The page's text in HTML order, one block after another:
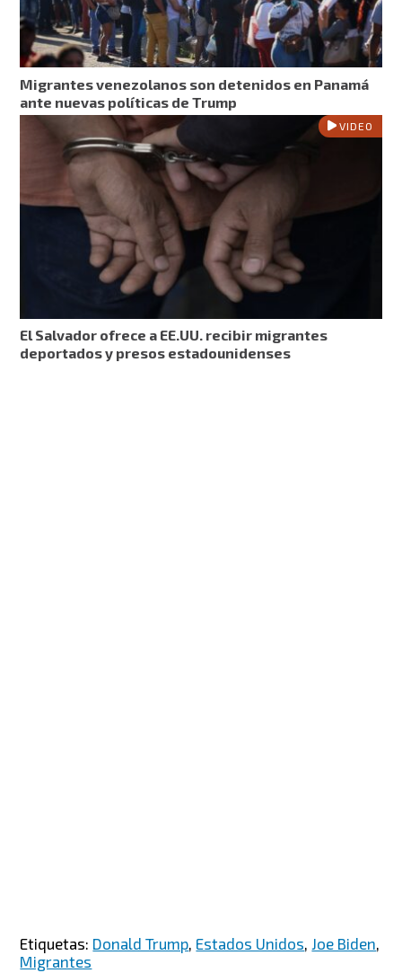
Migrantes venezolanos son detenidos en Panamá
ante nuevas políticas de Trump
VIDEO
El Salvador ofrece a EE.UU. recibir migrantes
deportados y presos estadounidenses
Etiquetas: Donald Trump Estados Unidos Joe Biden
Migrantes